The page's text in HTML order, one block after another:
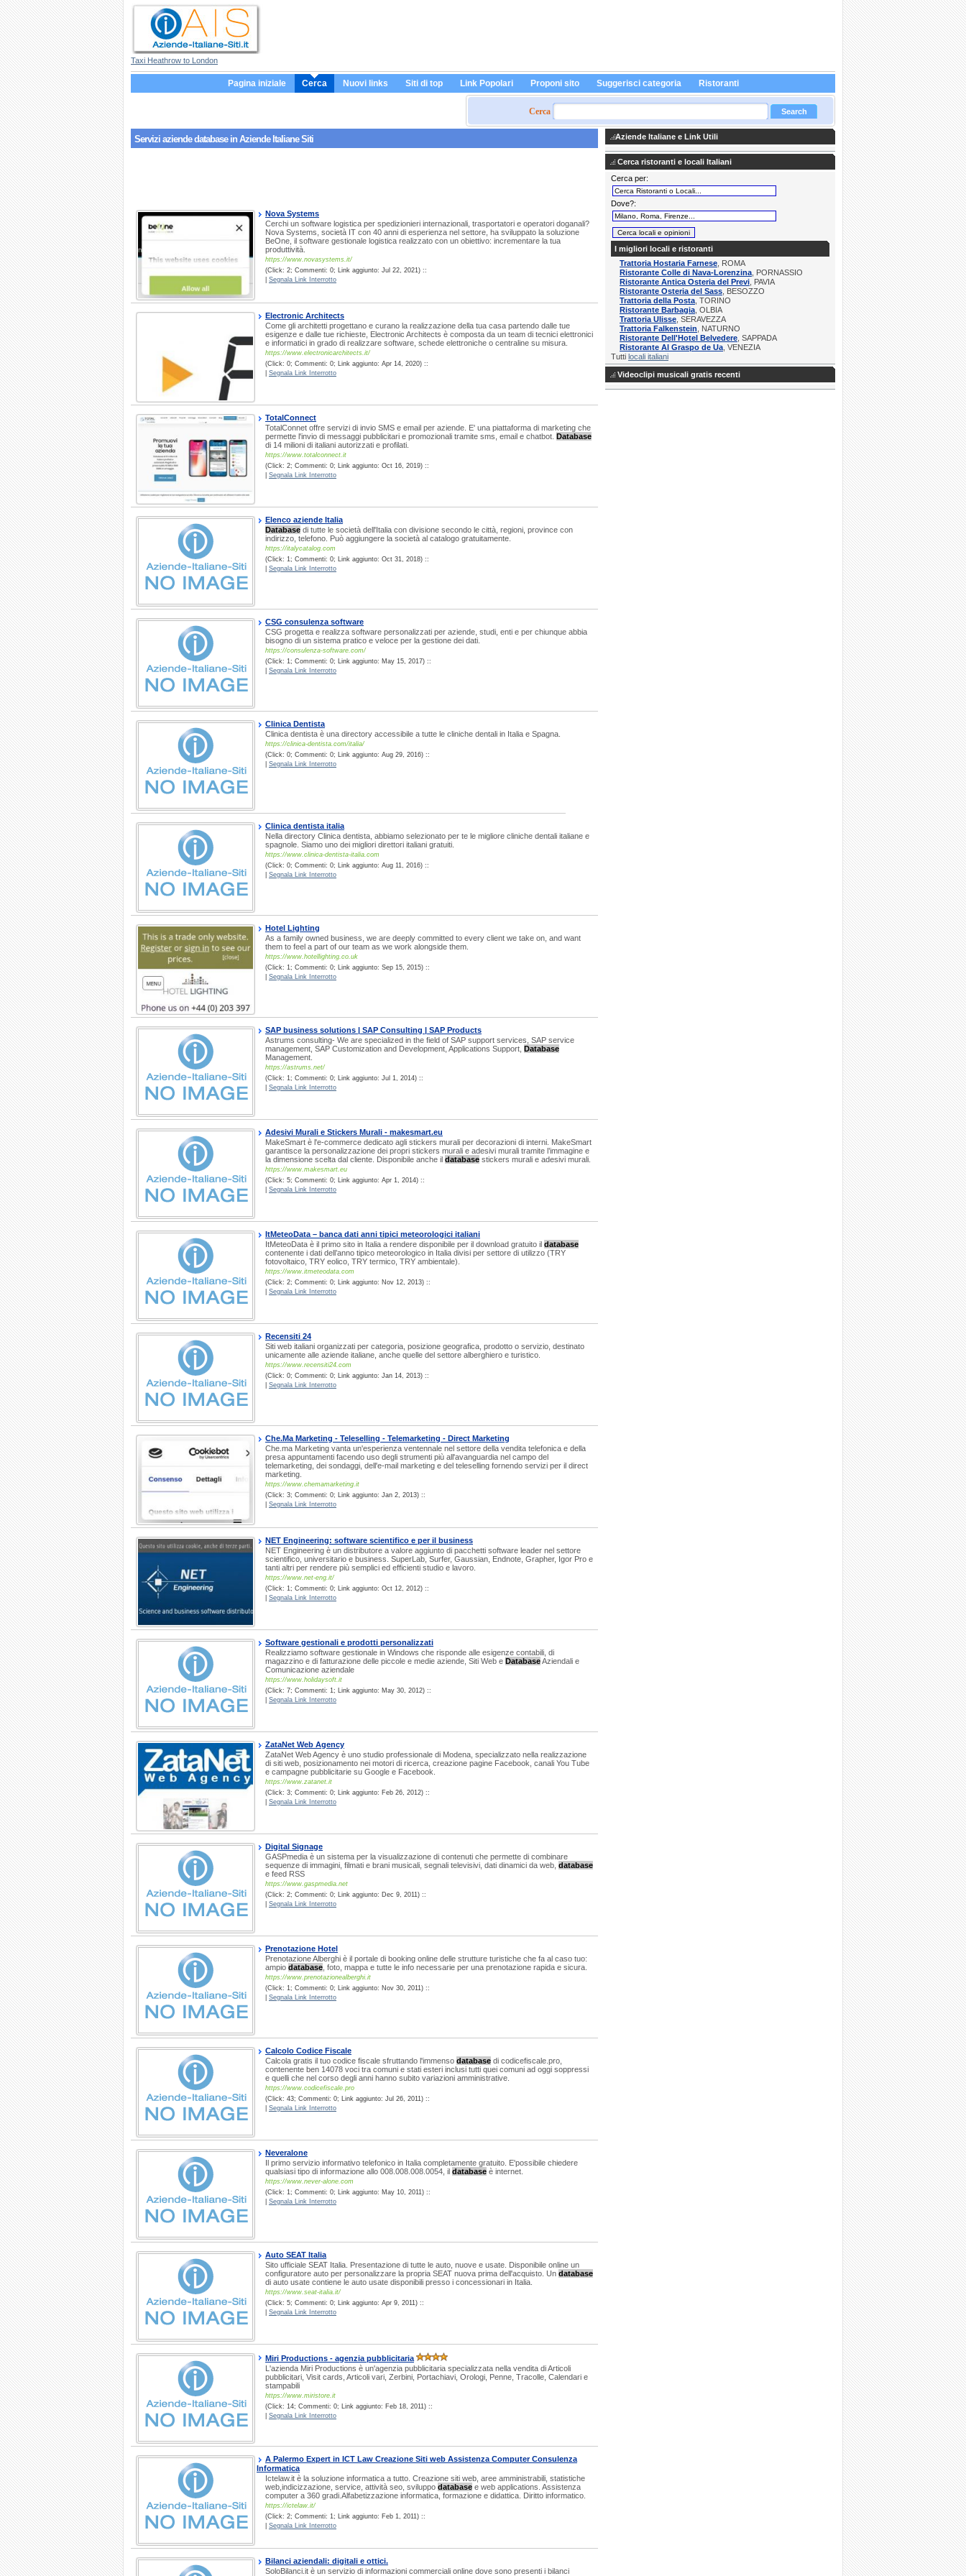
Taxi Heathrow to London
Pagina iniziale Cerca Nuovi links Siti di top Link Popolari Proponi sito Suggerisci categoria Ristoranti
Cerca
Servizi aziendedatabasein Aziende Italiane Siti
Nova Systems
Cerchi un software logistica per spedizionieri internazionali, trasportatori e operatori doganali?
Nova Systems, società IT con 40 anni di esperienza nel settore, ha sviluppato la soluzione
BeOne, il software gestionale logistica realizzato con un obiettivo: incrementare la tua
produttività.
https://www.novasystems.it/
(Click: 2; Commenti: 0; Link aggiunto: Jul 22, 2021) ::
Segnala Link Interrotto
Electronic Architects
Come gli architetti progettano e curano la realizzazione della tua casa partendo dalle tue
esigenze e dalle tue richieste, Electronic Architects è composta da un team di tecnici elettronici
e informatici in grado di realizzare software, schede elettroniche o centraline su misura.
https://www.electronicarchitects.it/
(Click: 0; Commenti: 0; Link aggiunto: Apr 14, 2020) ::
Segnala Link Interrotto
TotalConnect
TotalConnet offre servizi di invio SMS e email per aziende. E' una piattaforma di marketing che
permette l'invio di messaggi pubblicitari e promozionali tramite sms, email e chatbot. Database
di 14 milioni di italiani autorizzati e profilati.
https://www.totalconnect.it
(Click: 2; Commenti: 0; Link aggiunto: Oct 16, 2019) ::
Segnala Link Interrotto
Elenco aziende Italia
Database di tutte le società dell'Italia con divisione secondo le città, regioni, province con
indirizzo, telefono. Può aggiungere la società al catalogo gratuitamente.
https://italycatalog.com
(Click: 1; Commenti: 0; Link aggiunto: Oct 31, 2018) ::
Segnala Link Interrotto
CSG consulenza software
CSG progetta e realizza software personalizzati per aziende, studi, enti e per chiunque abbia
bisogno di un sistema pratico e veloce per la gestione dei dati.
https://consulenza-software.com/
(Click: 1; Commenti: 0; Link aggiunto: May 15, 2017) ::
Segnala Link Interrotto
Clinica Dentista
Clinica dentista è una directory accessibile a tutte le cliniche dentali in Italia e Spagna.
https://clinica-dentista.com/italia/
(Click: 0; Commenti: 0; Link aggiunto: Aug 29, 2016) ::
Segnala Link Interrotto
Clinica dentista italia
Nella directory Clinica dentista, abbiamo selezionato per te le migliore cliniche dentali italiane e
spagnole. Siamo uno dei migliori direttori italiani gratuiti.
https://www.clinica-dentista-italia.com
(Click: 0; Commenti: 0; Link aggiunto: Aug 11, 2016) ::
Segnala Link Interrotto
Hotel Lighting
As a family owned business, we are deeply committed to every client we take on, and want
them to feel a part of our team as we work alongside them.
https://www.hotellighting.co.uk
(Click: 1; Commenti: 0; Link aggiunto: Sep 15, 2015) ::
Segnala Link Interrotto
SAP business solutions | SAP Consulting | SAP Products
Astrums consulting- We are specialized in the field of SAP support services, SAP service
management, SAP Customization and Development, Applications Support, Database
Management.
https://astrums.net/
(Click: 1; Commenti: 0; Link aggiunto: Jul 1, 2014) ::
Segnala Link Interrotto
Adesivi Murali e Stickers Murali - makesmart.eu
MakeSmart è l'e-commerce dedicato agli stickers murali per decorazioni di interni. MakeSmart
garantisce la personalizzazione dei propri stickers murali e adesivi murali tramite l’immagine e
la dimensione scelta dal cliente. Disponibile anche il database stickers murali e adesivi murali.
https://www.makesmart.eu
(Click: 5; Commenti: 0; Link aggiunto: Apr 1, 2014) ::
Segnala Link Interrotto
ItMeteoData – banca dati anni tipici meteorologici italiani
ItMeteoData è il primo sito in Italia a rendere disponibile per il download gratuito il database
contenente i dati dell’anno tipico meteorologico in Italia divisi per settore di utilizzo (TRY
fotovoltaico, TRY eolico, TRY termico, TRY ambientale).
https://www.itmeteodata.com
(Click: 2; Commenti: 0; Link aggiunto: Nov 12, 2013) ::
Segnala Link Interrotto
Recensiti 24
Siti web italiani organizzati per categoria, posizione geografica, prodotto o servizio, destinato
unicamente alle aziende italiane, anche quelle del settore alberghiero e turistico.
https://www.recensiti24.com
(Click: 0; Commenti: 0; Link aggiunto: Jan 14, 2013) ::
Segnala Link Interrotto
Che.Ma Marketing - Teleselling - Telemarketing - Direct Marketing
Che.ma Marketing vanta un'esperienza ventennale nel settore della vendita telefonica e della
presa appuntamenti facendo uso degli strumenti più all'avanguardia nel campo del
telemarketing, dei sondaggi, dell'e-mail marketing e del teleselling fornendo servizi per il direct
marketing.
https://www.chemamarketing.it
(Click: 3; Commenti: 0; Link aggiunto: Jan 2, 2013) ::
Segnala Link Interrotto
NET Engineering: software scientifico e per il business
NET Engineering è un distributore a valore aggiunto di pacchetti software leader nel settore
scientifico, universitario e business. SuperLab, Surfer, Gaussian, Endnote, Grapher, Igor Pro e
tanti altri per rendere più semplici ed efficienti studio e lavoro.
https://www.net-eng.it/
(Click: 1; Commenti: 0; Link aggiunto: Oct 12, 2012) ::
Segnala Link Interrotto
Software gestionali e prodotti personalizzati
Realizziamo software gestionale in Windows che risponde alle esigenze contabili, di
magazzino e di fatturazione delle piccole e medie aziende, Siti Web e DatabaseAziendali e
Comunicazione aziendale
https://www.holidaysoft.it
(Click: 7; Commenti: 1; Link aggiunto: May 30, 2012) ::
Segnala Link Interrotto
ZataNet Web Agency
ZataNet Web Agency è uno studio professionale di Modena, specializzato nella realizzazione
di siti web, posizionamento nei motori di ricerca, creazione pagine Facebook, canali You Tube
e campagne pubblicitarie su Google e Facebook.
https://www.zatanet.it
(Click: 3; Commenti: 0; Link aggiunto: Feb 26, 2012) ::
Segnala Link Interrotto
Digital Signage
GASPmedia è un sistema per la visualizzazione di contenuti che permette di combinare
sequenze di immagini, filmati e brani musicali, segnali televisivi, dati dinamici da web, database
e feed RSS
https://www.gaspmedia.net
(Click: 2; Commenti: 0; Link aggiunto: Dec 9, 2011) ::
Segnala Link Interrotto
Prenotazione Hotel
Prenotazione Alberghi è il portale di booking online delle strutture turistiche che fa al caso tuo:
ampio database , foto, mappa e tutte le info necessarie per una prenotazione rapida e sicura.
https://www.prenotazionealberghi.it
(Click: 1; Commenti: 0; Link aggiunto: Nov 30, 2011) ::
Segnala Link Interrotto
Calcolo Codice Fiscale
Calcola gratis il tuo codice fiscale sfruttando l'immenso database di codicefiscale.pro,
contenente ben 14078 voci tra comuni e stati esteri inclusi tutti quei comuni ad oggi soppressi
e quelli che nel corso degli anni hanno subito variazioni amministrative.
https://www.codicefiscale.pro
(Click: 43; Commenti: 0; Link aggiunto: Jul 26, 2011) ::
Segnala Link Interrotto
Neveralone
Il primo servizio informativo telefonico in Italia completamente gratuito. E'possibile chiedere
qualsiasi tipo di informazione allo 008.008.008.0054, il database è internet.
https://www.never-alone.com
(Click: 1; Commenti: 0; Link aggiunto: May 10, 2011) ::
Segnala Link Interrotto
Auto SEAT Italia
Sito ufficiale SEAT Italia. Presentazione di tutte le auto, nuove e usate. Disponibile online un
configuratore auto per personalizzare la propria SEAT nuova prima dell'acquisto. Un database
di auto usate contiene le auto usate disponibili presso i concessionari in Italia.
https://www.seat-italia.it/
(Click: 5; Commenti: 0; Link aggiunto: Apr 9, 2011) ::
Segnala Link Interrotto
Miri Productions - agenzia pubblicitaria
L'azienda Miri Productions è un'agenzia pubblicitaria specializzata nella vendita di Articoli
pubblicitari, Visit cards, Articoli vari, Zerbini, Portachiavi, Orologi, Penne, Tracolle, Calendari e
stampabili
https://www.miristore.it
(Click: 14; Commenti: 0; Link aggiunto: Feb 18, 2011) ::
Segnala Link Interrotto
A Palermo Expert in ICT Law Creazione Siti web Assistenza Computer Consulenza
Informatica
Ictelaw.it è la soluzione informatica a tutto. Creazione siti web, aree amministrabili, statistiche
web,indicizzazione, service, attività seo, sviluppo database e web applications. Assistenza
computer a 360 gradi.Alfabetizzazione informatica, formazione e didattica. Diritto informatico.
https://ictelaw.it/
(Click: 2; Commenti: 1; Link aggiunto: Feb 1, 2011) ::
Segnala Link Interrotto
Bilanci aziendali: digitali e ottici.
SoloBilanci.it è un servizio di informazioni commerciali online dove sono presenti i bilanci
Aziende Italiane e Link Utili
Cerca ristoranti e locali Italiani
Cerca per:
Dove?:
I migliori locali e ristoranti
Trattoria Hostaria Farnese , ROMA
Ristorante Colle di Nava-Lorenzina , PORNASSIO
Ristorante Antica Osteria del Previ , PAVIA
Ristorante Osteria del Sass , BESOZZO
Trattoria della Posta , TORINO
Ristorante Barbagia , OLBIA
Trattoria Ulisse , SERAVEZZA
Trattoria Falkenstein , NATURNO
Ristorante Dell'Hotel Belvedere , SAPPADA
Ristorante Al Graspo de Ua , VENEZIA
Tutti locali italiani
Videoclipi musicali gratis recenti